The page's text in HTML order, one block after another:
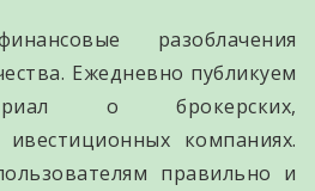
разоблачения
Ежедневно публикуем
о брокерских,
компаниях.
правильно и